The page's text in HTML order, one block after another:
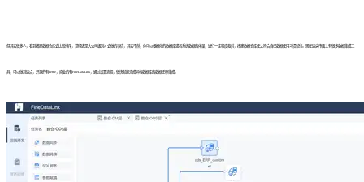
但其实很多人，看到搭建数据仓库会比较排斥，觉得这是大公司级别才会做的事情，其实不然，你可以根据你的数据库或者系统数据的体量，进行一定程度裁剪，搭建数据仓库使之符合自己数据使用习惯就行。现在这类市面上有很多数据集成工
具，可以做到这点，开源的有kettle，商业的有FineDataLink，通过设置流程，很快就能完成异构数据库的数据迁移集成。